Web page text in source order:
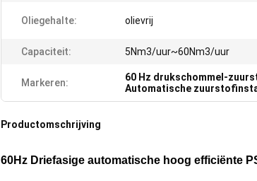
Oliegehalte: olievrij
Capaciteit: 5Nm3/uur~60Nm3/uur
Markeren: 60 Hz drukschommel-
Automatische
Productomschrijving
60Hz Driefasige automatische hoog efficiënte